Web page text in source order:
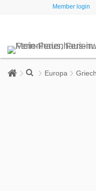
Member login
Europa